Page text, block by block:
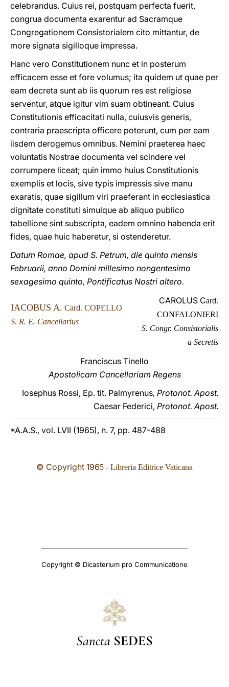
celebrandus. Cuius rei, postquam perfecta fuerit,
congrua documenta exarentur ad Sacramque
Congregationem Consistorialem cito mittantur, de
more signata sigilloque impressa.
Hanc vero Constitutionem nunc et in posterum
efficacem esse et fore volumus; ita quidem ut quae per
eam decreta sunt ab iis quorum res est religiose
serventur, atque igitur vim suam obtineant. Cuius
Constitutionis efficacitati nulla, cuiusvis generis,
contraria praescripta officere poterunt, cum per eam
iisdem derogemus omnibus. Nemini praeterea haec
voluntatis Nostrae documenta vel scindere vel
corrumpere liceat; quin immo huius Constitutionis
exemplis et locis, sive typis impressis sive manu
exaratis, quae sigillum viri praeferant in ecclesiastica
dignitate constituti simulque ab aliquo publico
tabellione sint subscripta, eadem omnino habenda erit
fides, quae huic haberetur, si ostenderetur.
Datum Romae, apud S. Petrum, die quinto mensis
Februarii, anno Domini millesimo nongentesimo
sexagesimo quinto, Pontificatus Nostri altero.
IACOBUS A. Card. COPELLO
S. R. E. Cancellarius
CAROLUS Card.
CONFALONIERI
S. Congr. Consistorialis
a Secretis
Franciscus Tinello
Apostolicam Cancellariam Regens
Iosephus Rossi, Ep. tit. Palmyrenus, Protonot. Apost.
Caesar Federici, Protonot. Apost.
*A.A.S., vol. LVII (1965), n. 7, pp. 487-488
© Copyright 1965 - Libreria Editrice Vaticana
Copyright © Dicasterium pro Communicatione
Sancta SEDES